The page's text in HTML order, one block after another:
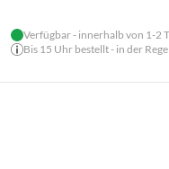
Verfügbar - innerhalb von 1-2
Bis 15 Uhr bestellt - in der